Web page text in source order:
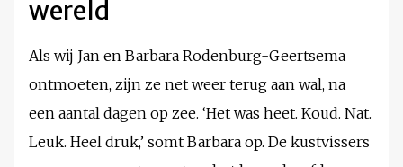
wereld
Als wij Jan en Barbara Rodenburg-Geertsema
ontmoeten, zijn ze net weer terug aan wal, na
een aantal dagen op zee. ‘Het was heet. Koud. Nat.
Leuk. Heel druk,’ somt Barbara op. De kustvissers